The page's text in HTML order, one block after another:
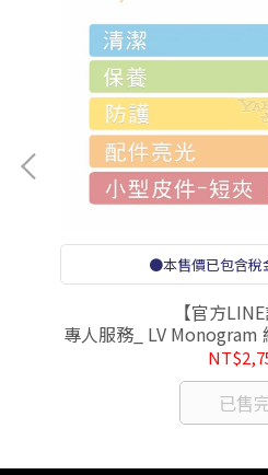
●本售價已包含稅
【官方LINE
專人服務_ LV Monogram
短夾)
已售